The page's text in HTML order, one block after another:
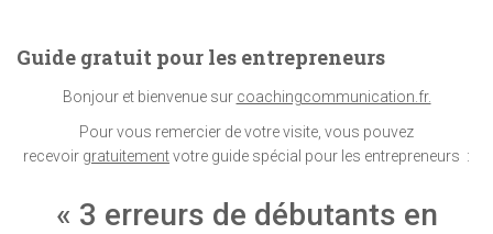
Guide gratuit pour les entrepreneurs
Bonjour et bienvenue sur coachingcommunication.fr.
Pour vous remercier de votre visite, vous pouvez
recevoir gratuitementvotre guide spécial pour les entrepreneurs :
« 3 erreurs de débutants en